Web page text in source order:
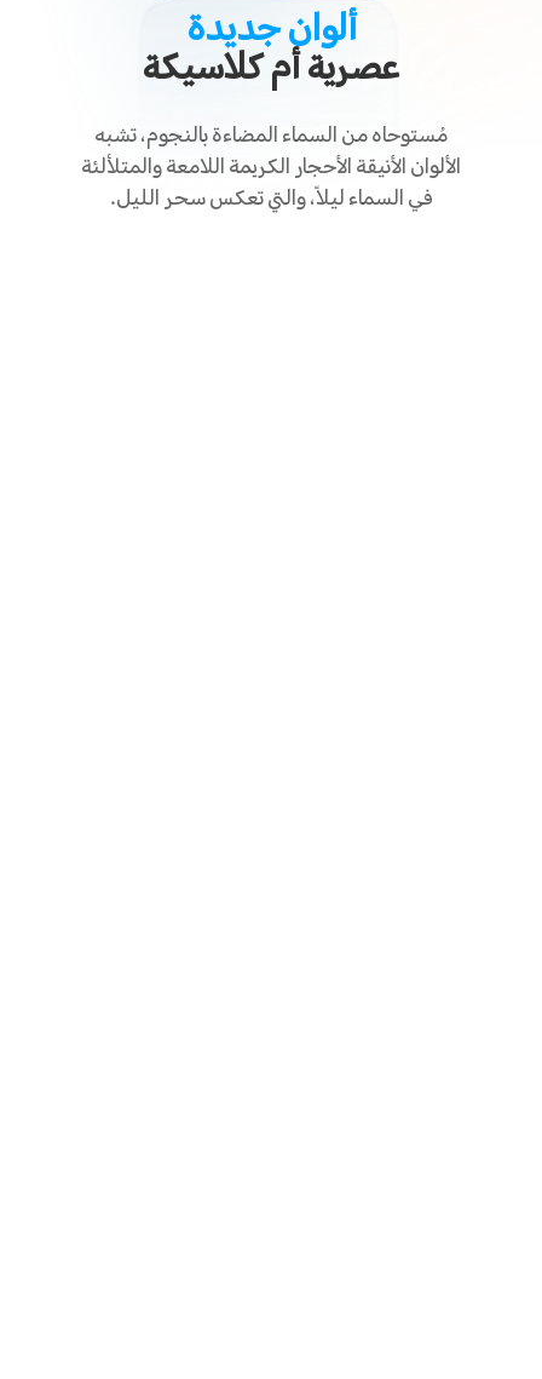
ألوان جديدة
عصرية أم كلاسيكة
مُستوحاه من السماء المضاءة بالنجوم، تشبه
الألوان الأنيقة الأحجار الكريمة اللامعة والمتلألئة
في السماء ليلاً، والتي تعكس سحر الليل.